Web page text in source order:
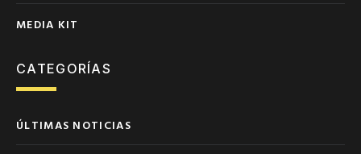
MEDIA KIT
CATEGORÍAS
ÚLTIMAS NOTICIAS